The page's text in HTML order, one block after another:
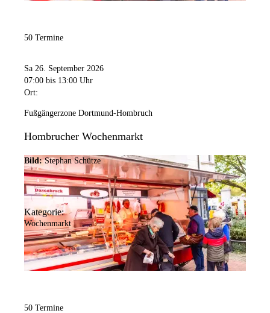
50 Termine
Sa 26. September 2026
07:00 bis 13:00 Uhr
Ort:
Fußgängerzone Dortmund-Hombruch
Hombrucher Wochenmarkt
Bild: Stephan Schütze
Kategorie:
Wochenmarkt
50 Termine